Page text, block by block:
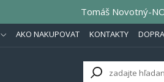
Tomáš Novotný-
AKO NAKUPOVAT KONTAKTY